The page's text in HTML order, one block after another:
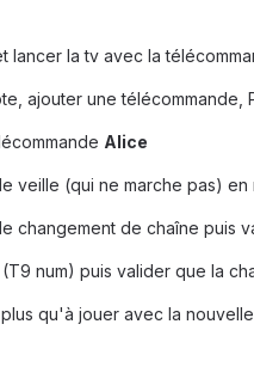
lancer la tv avec la
ajouter une télécommande,
Alice
veille (qui ne marche pas) en
changement de chaîne puis
num) puis valider que la
qu'à jouer avec la